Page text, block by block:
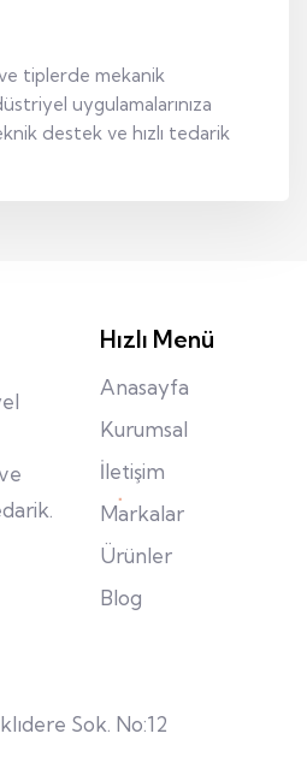
tiplerde mekanik
uygulamalarınıza
destek ve hızlı tedarik
Hızlı Menü
Anasayfa
Kurumsal
İletişim
Markalar
Ürünler
Blog
Sok. No:12